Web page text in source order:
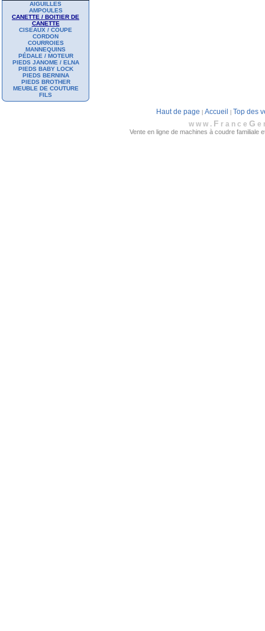
AIGUILLES
AMPOULES
CANETTE / BOITIER DE
CANETTE
CISEAUX / COUPE
CORDON
COURROIES
MANNEQUINS
PÉDALE / MOTEUR
PIEDS JANOME / ELNA
PIEDS BABY LOCK
PIEDS BERNINA
PIEDS BROTHER
MEUBLE DE COUTURE
FILS
Haut de page Accueil
Top des
www. F rance G
Vente en ligne de machines à coudre familiale